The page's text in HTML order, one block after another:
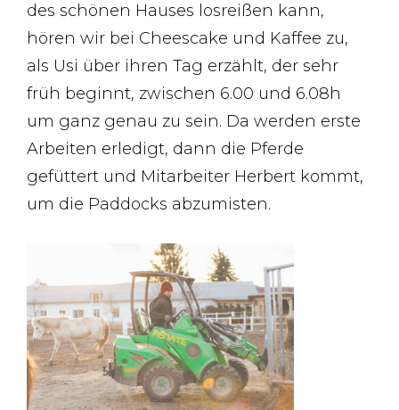
des schönen Hauses losreißen kann,
hören wir bei Cheescake und Kaffee zu,
als Usi über ihren Tag erzählt, der sehr
früh beginnt, zwischen 6.00 und 6.08h
um ganz genau zu sein. Da werden erste
Arbeiten erledigt, dann die Pferde
gefüttert und Mitarbeiter Herbert kommt,
um die Paddocks abzumisten.